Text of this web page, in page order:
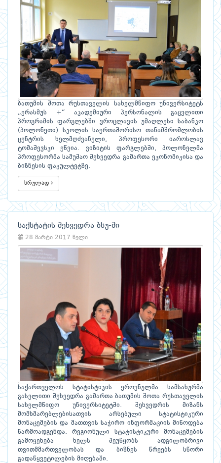
ბათუმის შოთა რუსთაველის სახელმწიფო უნივერსიტეტს
„ერასმუს +“ აკადემიური პერსონალის გაცვლითი
პროგრამის ფარგლებში ვროცლავის უმაღლესი საბანკო
(პოლონეთი) სკოლის საერთაშორისო თანამშრომლობის
ცენტრის ხელმღძვანელი, პროფესორი იაროსლავ
ტომაშევსკი ეწვია. ვიზიტის ფარგლებში, პოლონელმა
პროფესორმა სამუშაო შეხვედრა გამართა ეკონომიკისა და
ბიზნესის ფაკულტეტზე.
სრულად
საქსტატის შეხვედრა ბსუ-ში
28 მარტი 2017 წელი
საქართველოს სტატისტიკის ეროვნულმა სამსახურმა
გასვლითი შეხვედრა გამართა ბათუმის შოთა რუსთაველის
სახელმწიფო უნივერსიტეტში. შეხვედრის მიზანს
მომხმარებლებისათვის არსებული სტატისტიკური
მონაცემების და მათთვის საჭირო ინფორმაციის მიწოდება
წარმოადგენდა. რეგიონული სტატისტიკური მონაცემების
გამოყენება ხელს შეუწყობს ადგილობრივი
თვითმმართველობას და ბიზნეს წრეებს სწორი
გადაწყვეტილების მიღებაში.